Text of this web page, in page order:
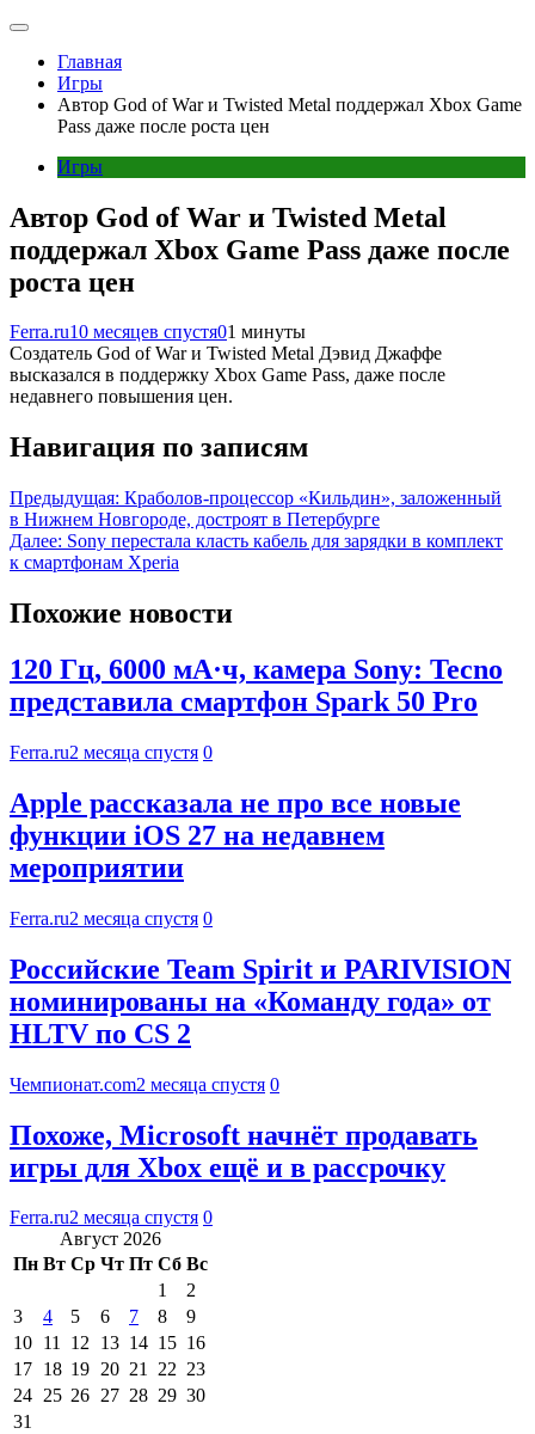
Главная
Игры
Автор God of War и Twisted Metal поддержал Xbox Game
Pass даже после роста цен
Игры
Автор God of War и Twisted Metal
поддержал Xbox Game Pass даже после
роста цен
Ferra.ru10 месяцев спустя01 минуты
Создатель God of War и Twisted Metal Дэвид Джаффе
высказался в поддержку Xbox Game Pass, даже после
недавнего повышения цен.
Навигация по записям
Предыдущая: Краболов-процессор «Кильдин», заложенный
в Нижнем Новгороде, достроят в Петербурге
Далее: Sony перестала класть кабель для зарядки в комплект
к смартфонам Xperia
Похожие новости
120 Гц, 6000 мА·ч, камера Sony: Tecno
представила смартфон Spark 50 Pro
Ferra.ru2 месяца спустя 0
Apple рассказала не про все новые
функции iOS 27 на недавнем
мероприятии
Ferra.ru2 месяца спустя 0
Российские Team Spirit и PARIVISION
номинированы на «Команду года» от
HLTV по CS 2
Чемпионат.com2 месяца спустя 0
Похоже, Microsoft начнёт продавать
игры для Xbox ещё и в рассрочку
Ferra.ru2 месяца спустя 0
Август 2026
Пн Вт Ср Чт Пт Сб Вс
1
2
3
4 5 6 7 8
9
10 11 12 13 14 15 16
17 18 19 20 21 22 23
24 25 26 27 28 29 30
31